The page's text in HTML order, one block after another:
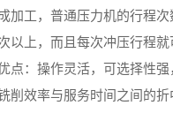
加工，普通压力机的行程
以上，而且每次冲压行程
点：操作灵活，可选择性
削效率与服务时间之间的